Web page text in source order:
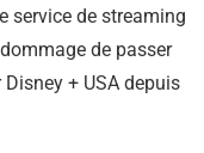
service de streaming
de passer
+ USA depuis